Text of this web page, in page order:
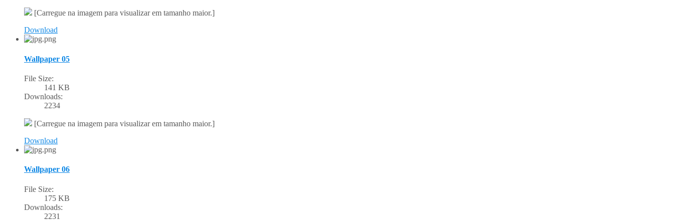
[Carregue na imagem para visualizar em tamanho maior.]
Download
Wallpaper 05
File Size:
141 KB
Downloads:
2234
[Carregue na imagem para visualizar em tamanho maior.]
Download
Wallpaper 06
File Size:
175 KB
Downloads:
2231